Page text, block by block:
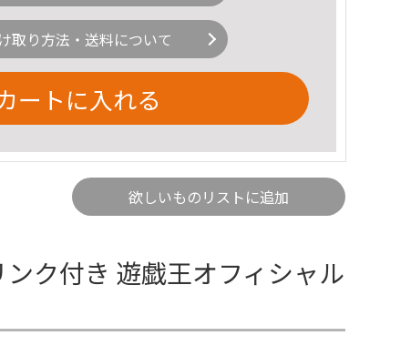
取り方法・送料について
ートに入れる
欲しいものリストに追加
ク付き 遊戯王オフィシャル